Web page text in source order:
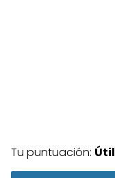
Tu puntuación: Útil